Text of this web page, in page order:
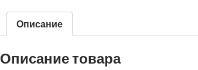
Описание
Описание товара